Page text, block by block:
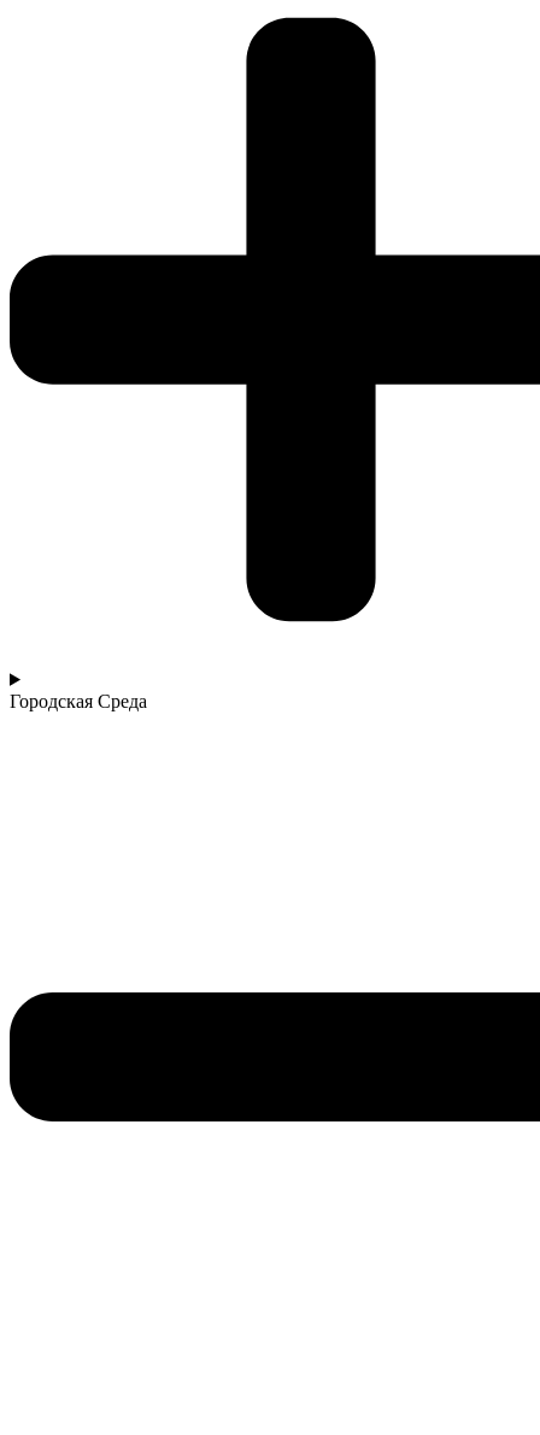
Городская Среда